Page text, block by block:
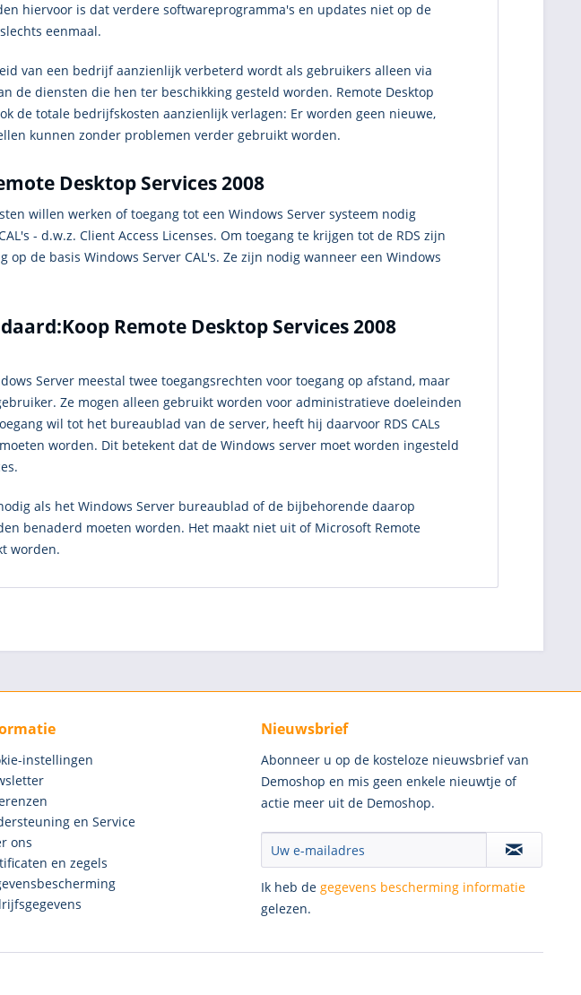
hiervoor is dat verdere softwareprogramma's en updates niet op de
eenmaal.
van een bedrijf aanzienlijk verbeterd wordt als gebruikers alleen via
de diensten die hen ter beschikking gesteld worden. Remote Desktop
de totale bedrijfskosten aanzienlijk verlagen: Er worden geen nieuwe,
kunnen zonder problemen verder gebruikt worden.
Desktop Services 2008
willen werken of toegang tot een Windows Server systeem nodig
- d.w.z. Client Access Licenses. Om toegang te krijgen tot de RDS zijn
op de basis Windows Server CAL's. Ze zijn nodig wanneer een Windows
Remote Desktop Services 2008
Server meestal twee toegangsrechten voor toegang op afstand, maar
Ze mogen alleen gebruikt worden voor administratieve doeleinden
wil tot het bureaublad van de server, heeft hij daarvoor RDS CALs
worden. Dit betekent dat de Windows server moet worden ingesteld
als het Windows Server bureaublad of de bijbehorende daarop
benaderd moeten worden. Het maakt niet uit of Microsoft Remote
worden.
instellingen
en Service
ons
en zegels
Nieuwsbrief
Abonneer u op de kosteloze nieuwsbrief van
Demoshop en mis geen enkele nieuwtje of
actie meer uit de Demoshop.
Ik heb de gegevens bescherming informatie
gelezen.